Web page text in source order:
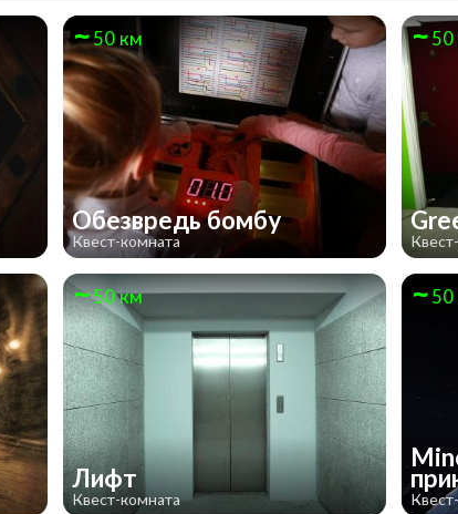
50 км
Обезвредь бомбу
Квест-комната
50
50 км
Лифт
Квест-комната
50